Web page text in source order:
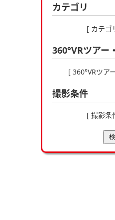
カテゴリ
[ カテゴ
360°VRツアー
[ 360°VRツア
撮影条件
[ 撮影条